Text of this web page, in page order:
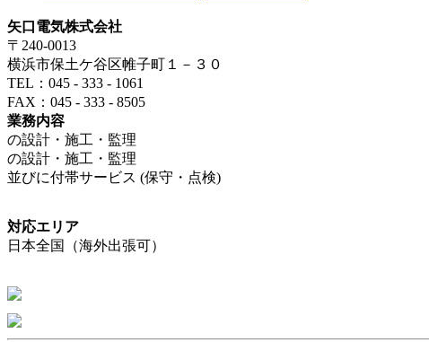
矢口電気株式会社
〒240-0013
横浜市保土ケ谷区帷子町１－３０
TEL：045 - 333 - 1061
FAX：045 - 333 - 8505
業務内容
の設計・施工・監理
の設計・施工・監理
並びに付帯サービス (保守・点検)
対応エリア
日本全国（海外出張可）